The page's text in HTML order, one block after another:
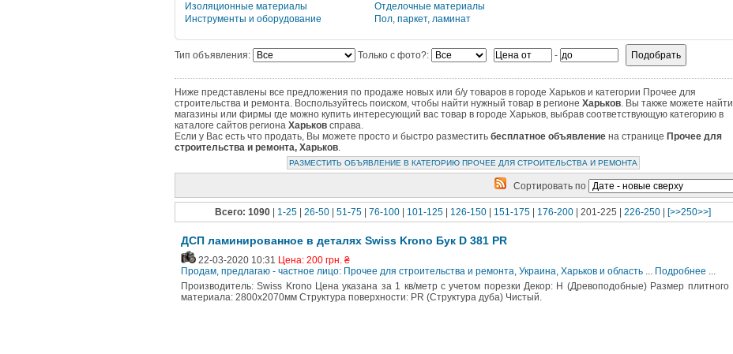
Изоляционные материалы
Инструменты и оборудование
Отделочные материалы
Пол, паркет, ламинат
Тип объявления: Только с фото?: -
Ниже представлены все предложения по продаже новых или б/у товаров в городе Харьков и категории Прочее для
строительства и ремонта. Воспользуйтесь поиском, чтобы найти нужный товар в регионе Харьков. Вы также можете найти
магазины или фирмы где можно купить интересующий вас товар в городе Харьков, выбрав соответствующую категорию в
каталоге сайтов региона Харьков справа.
Если у Вас есть что продать, Вы можете просто и быстро разместить бесплатное объявление на странице Прочее для
строительства и ремонта, Харьков.
РАЗМЕСТИТЬ ОБЪЯВЛЕНИЕ В КАТЕГОРИЮ ПРОЧЕЕ ДЛЯ СТРОИТЕЛЬСТВА И РЕМОНТА
Сортировать по
Всего: 1090 1-25 26-50 51-75 76-100 101-125 126-150 151-175 176-200 | 201-225 | 226-250 [>>250>>]
ДСП ламинированное в деталях Swiss Krono Бук D 381 PR
22-03-2020 10:31 Цена: 200 грн. ₴
Продам, предлагаю - частное лицо: Прочее для строительства и ремонта, Украина, Харьков и область ... Подробнее ...
Производитель: Swiss Krono Цена указана за 1 кв/метр с учетом порезки Декор: H (Древоподобные) Размер плитного
материала: 2800х2070мм Структура поверхности: PR (Структура дуба) Чистый.